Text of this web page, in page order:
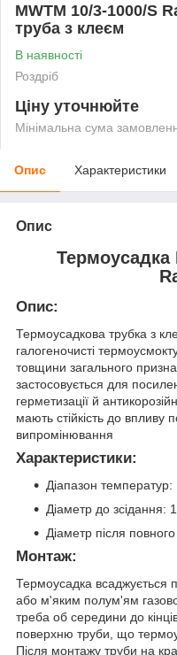
MWTM 10/3-1000/S
труба з клеєм
В наявності
Роздріб
Ціну уточнюйте
Мінімальна сума
Опис Характеристики
Опис
Термоусадка
Опис:
Термоусадкова трубка з
галогеночисті
товщини загального
застосовується для
герметизації й
мають стійкість до впливу
випромінювання
Характеристики:
Діапазон
Діаметр до зсідання:
Діаметр після
Монтаж:
Термоусадка всаджується
або м'яким полум'ям
треба об середини до
поверхню труби, що
Після монтажу труби на